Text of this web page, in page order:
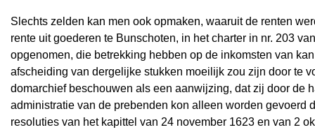
Slechts zelden kan men ook opmaken, waaruit de renten
rente uit goederen te Bunschoten, in het charter in nr. 203
opgenomen, die betrekking hebben op de inkomsten van
afscheiding van dergelijke stukken moeilijk zou zijn door te
domarchief beschouwen als een aanwijzing, dat zij door de
administratie van de prebenden kon alleen worden gevoerd
resoluties van het kapittel van 24 november 1623 en van 2